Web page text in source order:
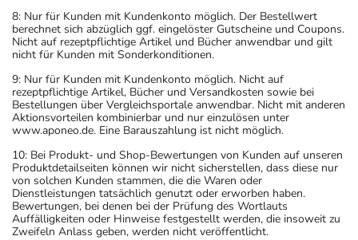
8: Nur für Kunden mit Kundenkonto möglich. Der Bestellwert
berechnet sich abzüglich ggf. eingelöster Gutscheine und Coupons.
Nicht auf rezeptpflichtige Artikel und Bücher anwendbar und gilt
nicht für Kunden mit Sonderkonditionen.
9: Nur für Kunden mit Kundenkonto möglich. Nicht auf
rezeptpflichtige Artikel, Bücher und Versandkosten sowie bei
Bestellungen über Vergleichsportale anwendbar. Nicht mit anderen
Aktionsvorteilen kombinierbar und nur einzulösen unter
www.aponeo.de. Eine Barauszahlung ist nicht möglich.
10: Bei Produkt- und Shop-Bewertungen von Kunden auf unseren
Produktdetailseiten können wir nicht sicherstellen, dass diese nur
von solchen Kunden stammen, die die Waren oder
Dienstleistungen tatsächlich genutzt oder erworben haben.
Bewertungen, bei denen bei der Prüfung des Wortlauts
Auffälligkeiten oder Hinweise festgestellt werden, die insoweit zu
Zweifeln Anlass geben, werden nicht veröffentlicht.